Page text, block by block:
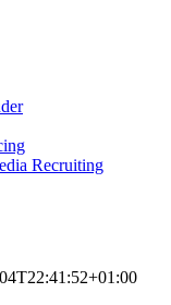
Recruiting